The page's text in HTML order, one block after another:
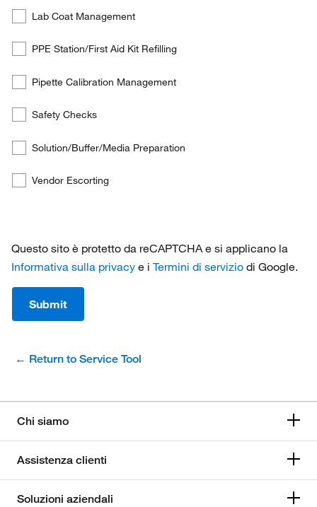
interested
in:
Lab Coat Management
PPE Station/First Aid Kit Refilling
Pipette Calibration Management
Safety Checks
Solution/Buffer/Media Preparation
Vendor Escorting
Questo sito è protetto da reCAPTCHA e si applicano la
Informativa sulla privacy e i Termini di servizio di Google.
Submit
← Return to Service Tool
Chi siamo
Assistenza clienti
Soluzioni aziendali